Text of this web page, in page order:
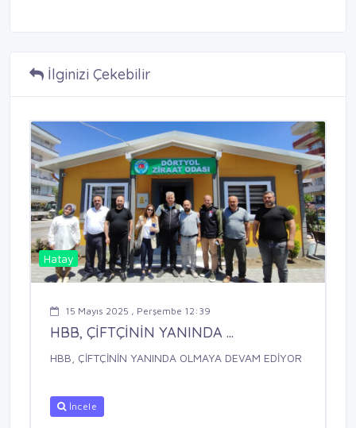
İlginizi Çekebilir
Hatay
15 Mayıs 2025 , Perşembe 12:39
HBB, ÇİFTÇİNİN YANINDA ...
HBB, ÇİFTÇİNİN YANINDA OLMAYA DEVAM EDİYOR
İncele